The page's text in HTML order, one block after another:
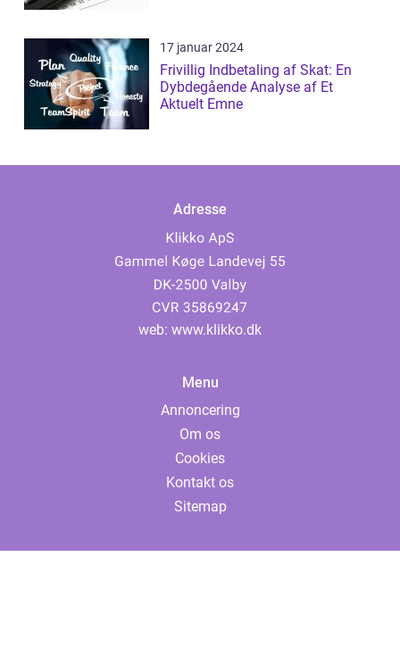
17 januar 2024
Frivillig Indbetaling af Skat: En
Dybdegående Analyse af Et
Aktuelt Emne
Adresse
web: www.klikko.dk
Menu
Annoncering
Om os
Cookies
Kontakt os
Sitemap